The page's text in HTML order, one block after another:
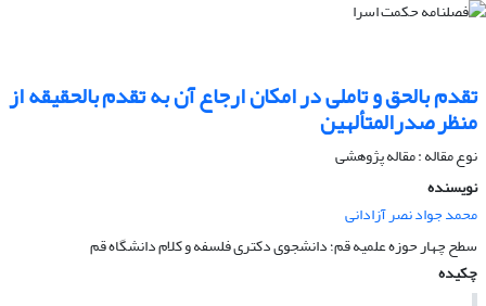
تقدم بالحق و تاملی در امکان ارجاع آن به تقدم بالحقیقه از
منظر صدرالمتألهین
نوع مقاله : مقاله پژوهشی
نویسنده
محمد جواد نصر آزادانی
سطح چهار حوزه علمیه قم؛ دانشجوی دکتری فلسفه و کلام دانشگاه قم
چکیده